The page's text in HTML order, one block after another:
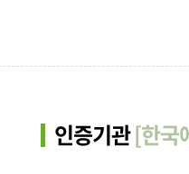
인증기관[한국